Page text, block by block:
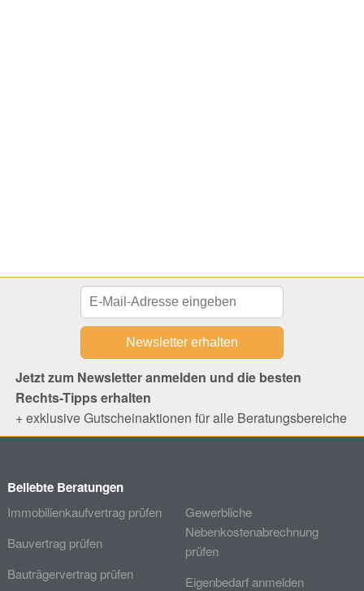
Jetzt zum Newsletter anmelden und die besten
Rechts-Tipps erhalten
+ exklusive Gutscheinaktionen für alle Beratungsbereiche
Beliebte Beratungen
Immobilienkaufvertrag prüfen
Bauvertrag prüfen
Bauträgervertrag prüfen
Gewerbliche
Nebenkostenabrechnung
prüfen
Eigenbedarf anmelden